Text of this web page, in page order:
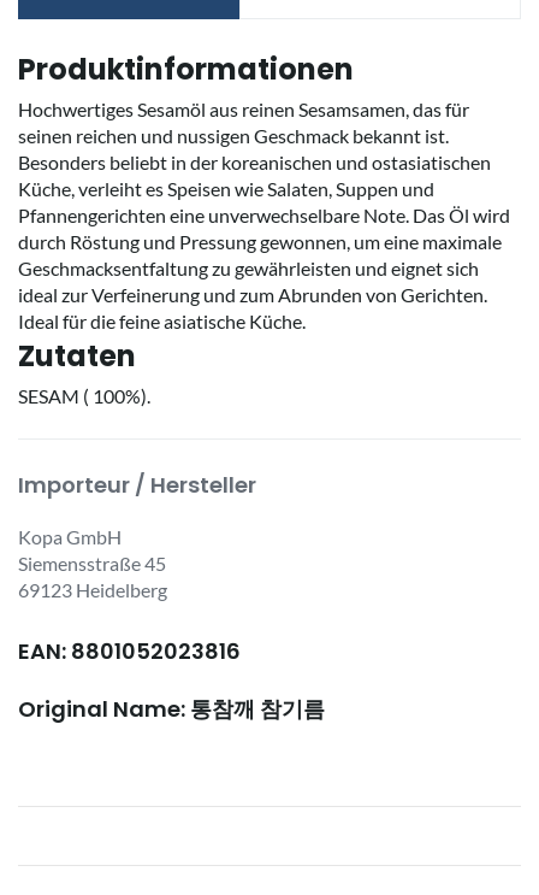
Produktinformationen
Hochwertiges Sesamöl aus reinen Sesamsamen, das für
seinen reichen und nussigen Geschmack bekannt ist.
Besonders beliebt in der koreanischen und ostasiatischen
Küche, verleiht es Speisen wie Salaten, Suppen und
Pfannengerichten eine unverwechselbare Note. Das Öl wird
durch Röstung und Pressung gewonnen, um eine maximale
Geschmacksentfaltung zu gewährleisten und eignet sich
ideal zur Verfeinerung und zum Abrunden von Gerichten.
Ideal für die feine asiatische Küche.
Zutaten
SESAM ( 100%).
Importeur / Hersteller
Kopa GmbH
Siemensstraße 45
69123 Heidelberg
EAN: 8801052023816
Original Name: 통참깨 참기름